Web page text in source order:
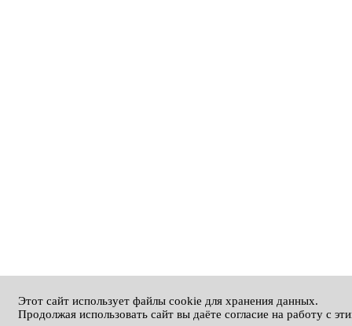
Этот сайт использует файлы cookie для хранения данных.
Продолжая использовать сайт вы даёте согласие на работу с